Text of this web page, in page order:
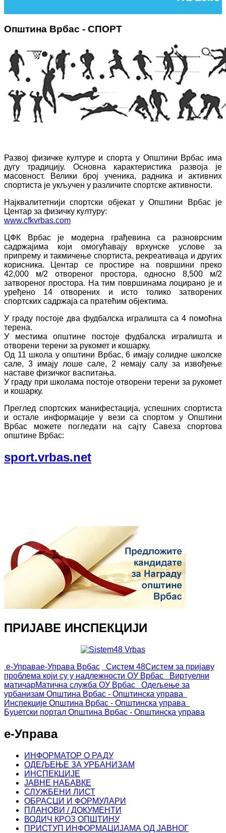
Општина Врбас - СПОРТ
Развој физичке културе и спорта у Општини Врбас има
дугу традицију. Основна карактеристика развоја је
масовност. Велики број ученика, радника и активних
спортиста је укључен у различите спортске активности.
Најквалитетнији спортски објекат у Општини Врбас је
Центар за физичку културу:
www.cfkvrbas.com
ЦФК Врбас је модерна грађевина са разноврсним
садржајима који омогућавају врхунске услове за
припрему и такмичење спортиста, рекреативаца и других
корисника. Центар се простире на површини преко
42,000 м/2 отвореног простора, односно 8,500 м/2
затвореног простора. На тим површинама лоцирано је и
уређено 14 отворених и исто толико затворених
спортских садржаја са пратећим објектима.
У граду постоје два фудбалска игралишта са 4 помоћна
терена.
У местима општине постоје фудбалска игралишта и
отворени терени за рукомет и кошарку.
Од 11 школа у општини Врбас, 6 имају солидне школске
сале, 3 имају лоше сале, 2 немају салу за извођење
наставе физичког васпитања.
У граду при школама постоје отворени терени за рукомет
и кошарку.
Преглед спортских манифестација, успешних спортиста
и остале информације у вези са спортом у Општини
Врбас можете погледати на сајту Савеза спортова
општине Врбас:
sport.vrbas.net
ПРИЈАВЕ ИНСПЕКЦИЈИ
е-Управае-Управа Врбас Систем 48Систем за пријаву
проблема који су у надлежности ОУ Врбас
Виртуелни
матичарМатична служба ОУ Врбас
Одељење за
урбанизам Општина Врбас - Општинска управа
Инспекције Општина Врбас - Општинска управа
Буџетски портал Општина Врбас - Општинска управа
е-Управа
ИНФОРМАТОР О РАДУ
ОДЕЉЕЊЕ ЗА УРБАНИЗАМ
ИНСПЕКЦИЈЕ
ЈАВНЕ НАБАВКЕ
СЛУЖБЕНИ ЛИСТ
ОБРАСЦИ И ФОРМУЛАРИ
ПЛАНОВИ / ДОКУМЕНТИ
ВОДИЧ КРОЗ ОПШТИНУ
ПРИСТУП ИНФОРМАЦИЈАМА ОД ЈАВНОГ